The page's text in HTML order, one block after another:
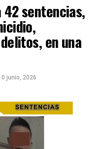
42 sentencias,
en una
junio, 2026